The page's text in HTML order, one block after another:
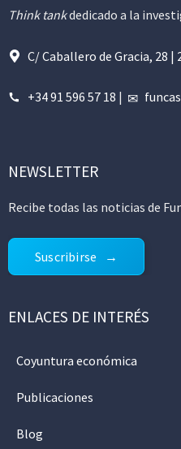
Think tankdedicado a la
C/ Caballero de Gracia, 28 |
+34 91 596 57 18 |
NEWSLETTER
Recibe todas las noticias de
Suscribirse
ENLACES DE INTERÉS
Coyuntura económica
Publicaciones
Blog